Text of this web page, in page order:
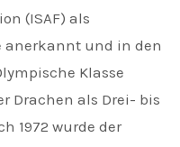
(ISAF) als
anerkannt und in den
Klasse
Drachen als Drei- bis
1972 wurde der